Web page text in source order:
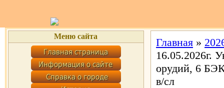
Меню сайта Главная »
орудий, 6
в/сл